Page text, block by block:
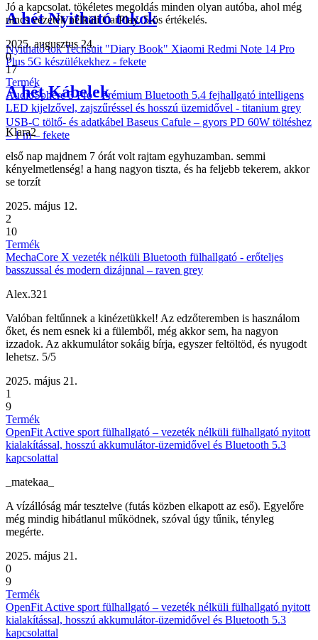
A hét Nyitható tokok
Nyitható tok Techsuit "Diary Book" Xiaomi Redmi Note 14 Pro
Plus 5G készülékekhez - fekete
A hét Kábelek
USB-C töltő- és adatkábel Baseus Cafule – gyors PD 60W töltéshez
– 1 m – fekete
Jó a kapcsolat. tökéletes megoldás minden olyan autóba, ahol még
nincs vezeték nélküli CarPlay. 5-ös értékelés.
2025. augusztus 24.
0
17
Termék
AudioSphere 3 Pro - Prémium Bluetooth 5.4 fejhallgató intelligens
LED kijelzővel, zajszűréssel és hosszú üzemidővel - titanium grey
Klara2
első nap majdnem 7 órát volt rajtam egyhuzamban. semmi
kényelmetlenség! a hang nagyon tiszta, és ha feljebb tekerem, akkor
se torzít
2025. május 12.
2
10
Termék
MechaCore X vezeték nélküli Bluetooth fülhallgató - erőteljes
basszussal és modern dizájnnal – raven grey
Alex.321
Valóban feltűnnek a kinézetükkel! Az edzőteremben is használom
őket, és nem esnek ki a fülemből, még akkor sem, ha nagyon
izzadok. Az akkumulátor sokáig bírja, egyszer feltöltöd, és nyugodt
lehetsz. 5/5
2025. május 21.
1
9
Termék
OpenFit Active sport fülhallgató – vezeték nélküli fülhallgató nyitott
kialakítással, hosszú akkumulátor-üzemidővel és Bluetooth 5.3
kapcsolattal
_matekaa_
A vízállóság már tesztelve (futás közben elkapott az eső). Egyelőre
még mindig hibátlanul működnek, szóval úgy tűnik, tényleg
megérte.
2025. május 21.
0
9
Termék
OpenFit Active sport fülhallgató – vezeték nélküli fülhallgató nyitott
kialakítással, hosszú akkumulátor-üzemidővel és Bluetooth 5.3
kapcsolattal